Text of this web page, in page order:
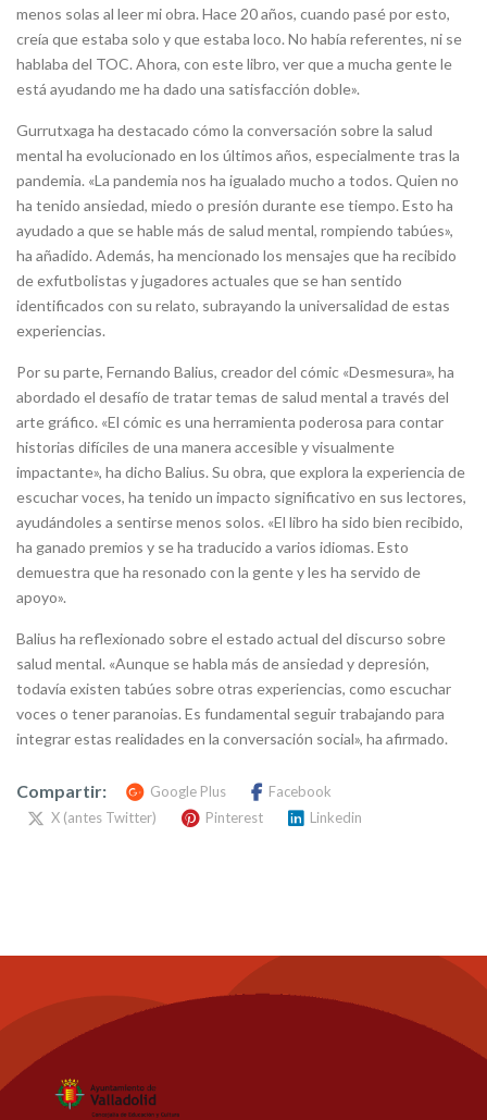
menos solas al leer mi obra. Hace 20 años, cuando pasé por esto,
creía que estaba solo y que estaba loco. No había referentes, ni se
hablaba del TOC. Ahora, con este libro, ver que a mucha gente le
está ayudando me ha dado una satisfacción doble».
Gurrutxaga ha destacado cómo la conversación sobre la salud
mental ha evolucionado en los últimos años, especialmente tras la
pandemia. «La pandemia nos ha igualado mucho a todos. Quien no
ha tenido ansiedad, miedo o presión durante ese tiempo. Esto ha
ayudado a que se hable más de salud mental, rompiendo tabúes»,
ha añadido. Además, ha mencionado los mensajes que ha recibido
de exfutbolistas y jugadores actuales que se han sentido
identificados con su relato, subrayando la universalidad de estas
experiencias.
Por su parte, Fernando Balius, creador del cómic «Desmesura», ha
abordado el desafío de tratar temas de salud mental a través del
arte gráfico. «El cómic es una herramienta poderosa para contar
historias difíciles de una manera accesible y visualmente
impactante», ha dicho Balius. Su obra, que explora la experiencia de
escuchar voces, ha tenido un impacto significativo en sus lectores,
ayudándoles a sentirse menos solos. «El libro ha sido bien recibido,
ha ganado premios y se ha traducido a varios idiomas. Esto
demuestra que ha resonado con la gente y les ha servido de
apoyo».
Balius ha reflexionado sobre el estado actual del discurso sobre
salud mental. «Aunque se habla más de ansiedad y depresión,
todavía existen tabúes sobre otras experiencias, como escuchar
voces o tener paranoias. Es fundamental seguir trabajando para
integrar estas realidades en la conversación social», ha afirmado.
Compartir: Google Plus
Facebook
X (antes Twitter)
Pinterest Linkedin